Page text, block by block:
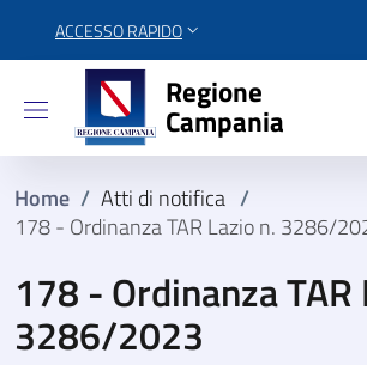
ACCESSO RAPIDO
Regione
Regione
Campania
Home / Atti di notifica /
178 - Ordinanza TAR Lazio n. 3286/
178 - Ordinanza TAR
3286/2023